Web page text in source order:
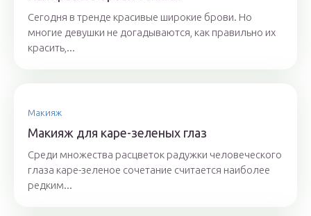
Сегодня в тренде красивые широкие брови. Но
многие девушки не догадываются, как правильно их
красить,...
Макияж
Макияж для каре-зеленых глаз
Среди множества расцветок радужки человеческого
глаза каре-зеленое сочетание считается наиболее
редким...